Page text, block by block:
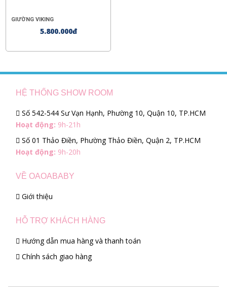
GIƯỜNG VIKING
5.800.000đ
HỆ THỐNG SHOW ROOM
Số 542-544 Sư Vạn Hạnh, Phường 10, Quận 10, TP.HCM
Hoạt động: 9h-21h
Số 01 Thảo Điền, Phường Thảo Điền, Quận 2, TP.HCM
Hoạt động: 9h-20h
VỀ OAOABABY
Giới thiệu
HỖ TRỢ KHÁCH HÀNG
Hướng dẫn mua hàng và thanh toán
Chính sách giao hàng